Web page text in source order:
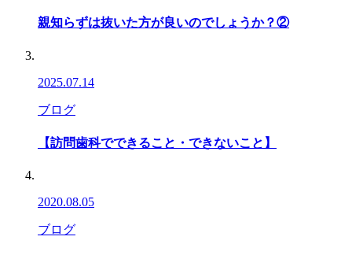
親知らずは抜いた方が良いのでしょうか？②
2025.07.14
ブログ
【訪問歯科でできること・できないこと】
2020.08.05
ブログ